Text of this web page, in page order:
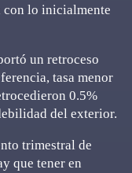
con lo inicialmente
un retroceso
tasa menor
0.5%
del exterior.
trimestral de
que tener en